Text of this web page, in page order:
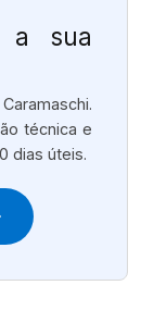
a sua
técnica e
dias úteis.